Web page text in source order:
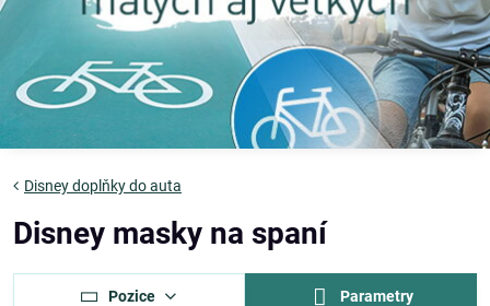
Disney doplňky do auta
Disney masky na spaní
Pozice Parametry